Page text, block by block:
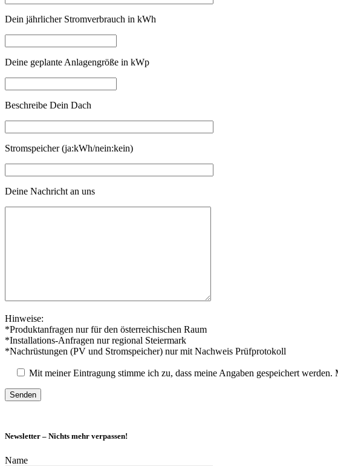
Dein jährlicher Stromverbrauch in kWh
Deine geplante Anlagengröße in kWp
Beschreibe Dein Dach
Stromspeicher (ja:kWh/nein:kein)
Deine Nachricht an uns
Hinweise:
*Produktanfragen nur für den österreichischen Raum
*Installations-Anfragen nur regional Steiermark
*Nachrüstungen (PV und Stromspeicher) nur mit Nachweis Prüfprotokoll
Mit meiner Eintragung stimme ich zu, dass meine Angaben gespeichert
Newsletter – Nichts mehr verpassen!
Name